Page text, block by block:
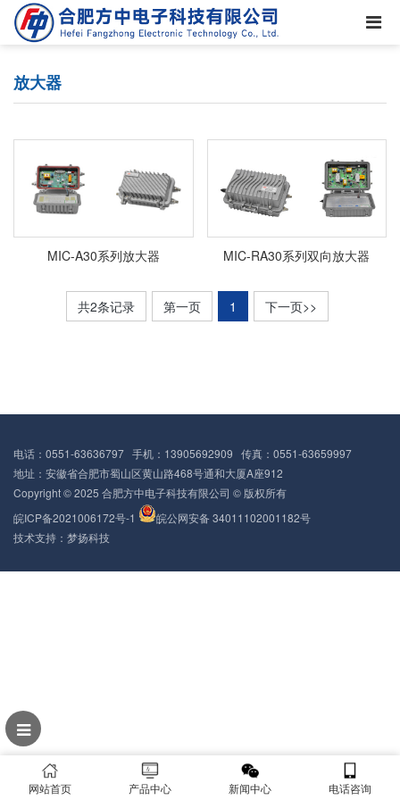
放大器
MIC-A30系列放大器 MIC-RA30系列双向放大器
共2条记录 第一页 1 下一页>>
电话：0551-63636797 手机：13905692909 传真：0551-63659997
地址：安徽省合肥市蜀山区黄山路468号通和大厦A座912
Copyright © 2025 合肥方中电子科技有限公司 © 版权所有
皖ICP备2021006172号-1
皖公网安备 34011102001182号
技术支持： 梦扬科技
网站首页 产品中心 新闻中心 电话咨询